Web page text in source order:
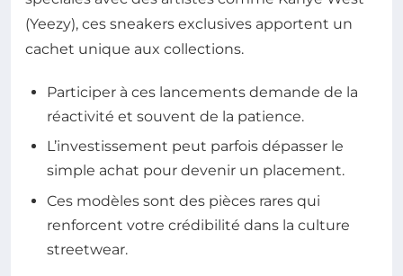
(Yeezy), ces sneakers exclusives apportent un
cachet unique aux collections.
Participer à ces lancements demande de la
réactivité et souvent de la patience.
L’investissement peut parfois dépasser le
simple achat pour devenir un placement.
Ces modèles sont des pièces rares qui
renforcent votre crédibilité dans la culture
streetwear.